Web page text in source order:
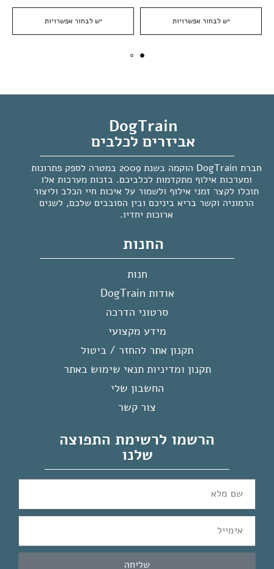
יש לבחור אפשרויות יש לבחור אפשרויות
DogTrain
אביזרים לכלבים
חברת DogTrain הוקמה בשנת 2009 במטרה לספק פתרונות
ומערכות אילוף מתקדמות לכלביכם. בזכות מערכות אלו
תוכלו לקצר זמני אילוף ולשמור על איכות חיי הכלב וליצור
הרמוניה וקשר בריא ביניכם ובין הסובבים שלכם, לשנים
ארוכות יחדיו.
החנות
חנות
אודות DogTrain
סרטוני הדרכה
מידע מקצועי
תקנון אתר להחזר / ביטול
תקנון ומדיניות תנאי שימוש באתר
החשבון שלי
צור קשר
הרשמו לרשימת התפוצה
שלנו
שליחה